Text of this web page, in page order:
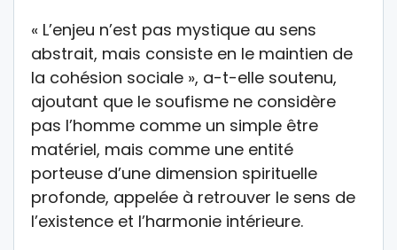
« L’enjeu n’est pas mystique au sens
abstrait, mais consiste en le maintien de
la cohésion sociale », a-t-elle soutenu,
ajoutant que le soufisme ne considère
pas l’homme comme un simple être
matériel, mais comme une entité
porteuse d’une dimension spirituelle
profonde, appelée à retrouver le sens de
l’existence et l’harmonie intérieure.